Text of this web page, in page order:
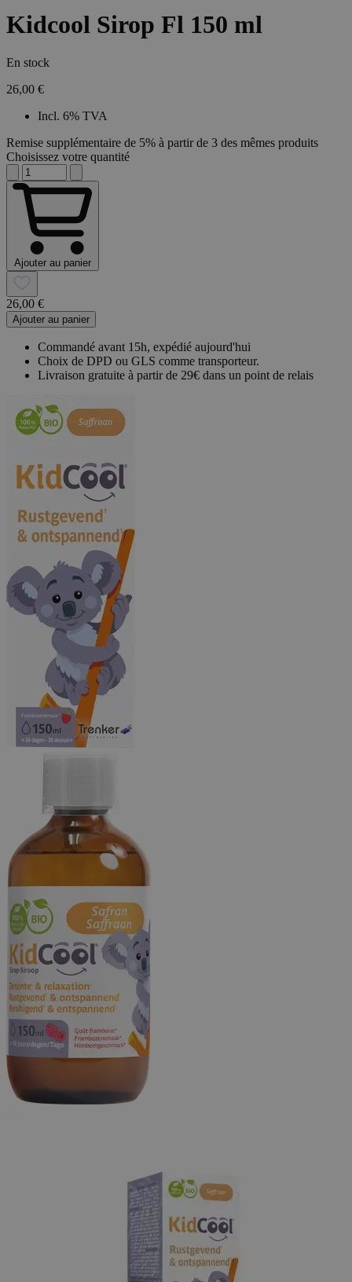
Kidcool Sirop Fl 150 ml
En stock
26,00 €
Incl. 6% TVA
Remise supplémentaire de 5% à partir de 3 des mêmes produits
Choisissez votre quantité
Ajouter au panier
26,00 €
Ajouter au panier
Commandé avant 15h, expédié aujourd'hui
Choix de DPD ou GLS comme transporteur.
Livraison gratuite à partir de 29€ dans un point de relais